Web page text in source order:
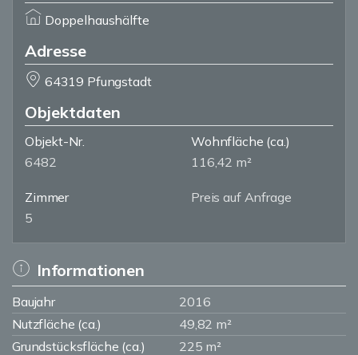
Doppelhaushälfte
Adresse
64319 Pfungstadt
Objektdaten
Objekt-Nr.
6482
Wohnfläche (ca.)
116,42 m²
Zimmer
5
Preis auf Anfrage
Informationen
Baujahr
2016
Nutzfläche (ca.)
49,82 m²
Grundstücksfläche (ca.)
225 m²